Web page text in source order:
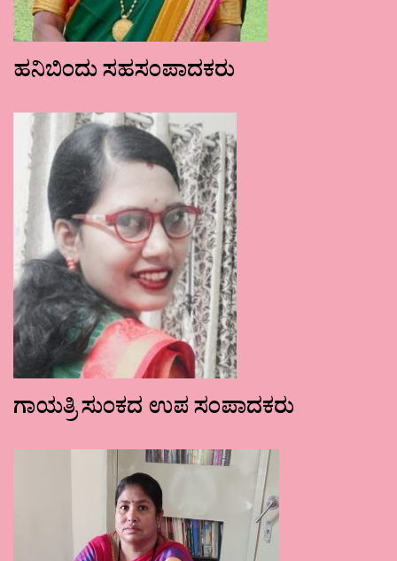
ಹನಿಬಿಂದು ಸಹಸಂಪಾದಕರು
ಗಾಯತ್ರಿ ಸುಂಕದ ಉಪ ಸಂಪಾದಕರು